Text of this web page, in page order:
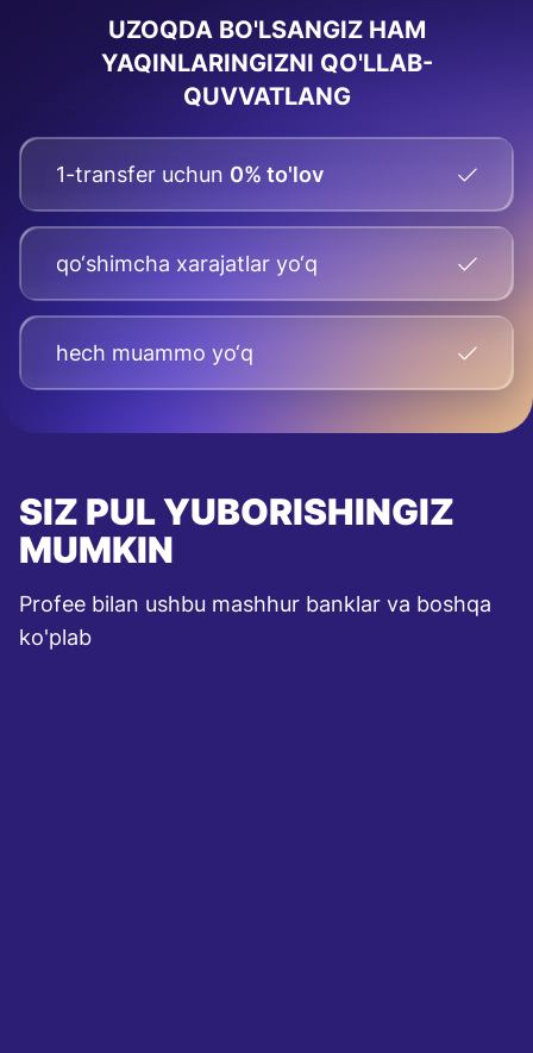
UZOQDA BO'LSANGIZ HAM
YAQINLARINGIZNI QO'LLAB-
QUVVATLANG
1-transfer uchun 0% to'lov
qo‘shimcha xarajatlar yo‘q
hech muammo yo‘q
SIZ PUL YUBORISHINGIZ
MUMKIN
Profee bilan ushbu mashhur banklar va boshqa
ko'plab